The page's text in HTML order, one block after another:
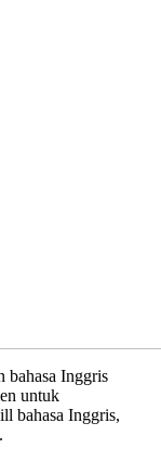
bahasa Inggris
untuk
bahasa Inggris,